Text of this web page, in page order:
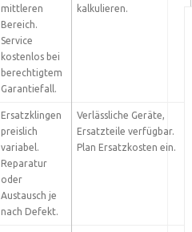
mittleren
Bereich.
Service
kostenlos bei
berechtigtem
Garantiefall.
kalkulieren.
Ersatzklingen
preislich
variabel.
Reparatur
oder
Austausch je
nach Defekt.
Verlässliche Geräte,
Ersatzteile verfügbar.
Plan Ersatzkosten ein.